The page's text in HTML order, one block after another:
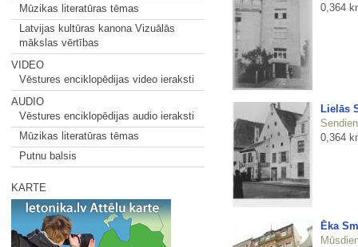
Mūzikas literatūras tēmas
Latvijas kultūras kanona Vizuālās
mākslas vērtības
VIDEO
Vēstures enciklopēdijas video ieraksti
AUDIO
Vēstures enciklopēdijas audio ieraksti
Mūzikas literatūras tēmas
Putnu balsis
KARTE
0,364
Lielās
0,364
Ēka